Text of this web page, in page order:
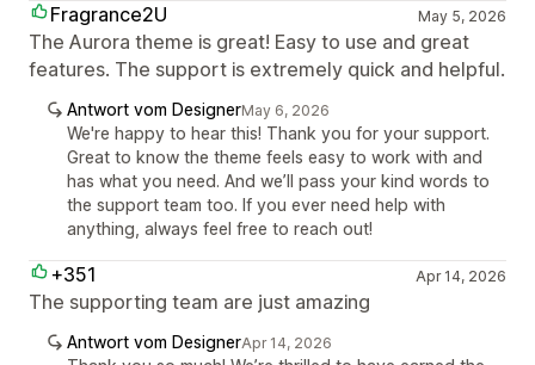
Fragrance2U May 5, 2026
The Aurora theme is great! Easy to use and great
features. The support is extremely quick and helpful.
Antwort vom DesignerMay 6, 2026
We're happy to hear this! Thank you for your support.
Great to know the theme feels easy to work with and
has what you need. And we’ll pass your kind words to
the support team too. If you ever need help with
anything, always feel free to reach out!
+351 Apr 14, 2026
The supporting team are just amazing
Antwort vom DesignerApr 14, 2026